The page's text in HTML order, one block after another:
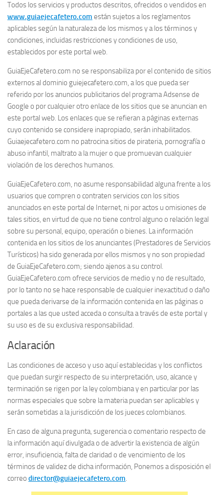
Todos los servicios y productos descritos, ofrecidos o vendidos en
www.guiaejecafetero.com están sujetos a los reglamentos
aplicables según la naturaleza de los mismos y a los términos y
condiciones, incluidas restricciones y condiciones de uso,
establecidos por este portal web.
GuiaEjeCafetero.com no se responsabiliza por el contenido de sitios
externos al dominio guiejecafetero.com, a los que pueda ser
referido por los anuncios publicitarios del programa Adsense de
Google o por cualquier otro enlace de los sitios que se anuncian en
este portal web. Los enlaces que se refieran a páginas externas
cuyo contenido se considere inapropiado, serán inhabilitados.
Guiaejecafetero.com no patrocina sitios de pirateria, pornografía o
abuso infantil, maltrato a la mujer o que promuevan cualquier
violación de los derechos humanos.
GuiaEjeCafetero.com, no asume responsabilidad alguna frente a los
usuarios que compren o contraten servicios con los sitios
anunciados en este portal de Internet, ni por actos u omisiones de
tales sitios, en virtud de que no tiene control alguno o relación legal
sobre su personal, equipo, operación o bienes. La información
contenida en los sitios de los anunciantes (Prestadores de Servicios
Turísticos) ha sido generada por ellos mismos y no son propiedad
de GuiaEjeCafetero.com; siendo ajenos a su control.
GuiaEjeCafetero.com ofrece servicios de medio y no de resultado,
por lo tanto no se hace responsable de cualquier inexactitud o daño
que pueda derivarse de la información contenida en las páginas o
portales a las que usted acceda o consulta a través de este portal y
su uso es de su exclusiva responsabilidad.
Aclaración
Las condiciones de acceso y uso aquí establecidas y los conflictos
que puedan surgir respecto de su interpretación, uso, alcance y
terminación se rigen por la ley colombiana y en particular por las
normas especiales que sobre la materia puedan ser aplicables y
serán sometidas a la jurisdicción de los jueces colombianos.
En caso de alguna pregunta, sugerencia o comentario respecto de
la información aquí divulgada o de advertir la existencia de algún
error, insuficiencia, falta de claridad o de vencimiento de los
términos de validez de dicha información, Ponemos a disposición el
correo director@guiaejecafetero.com.